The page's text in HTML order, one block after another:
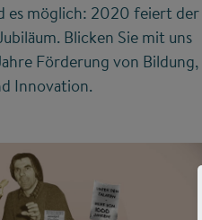
es möglich: 2020 feiert der
Blicken Sie mit uns
Förderung von Bildung,
Innovation.